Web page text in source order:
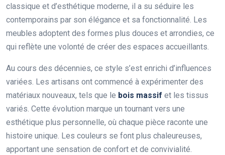
classique et d’esthétique moderne, il a su séduire les
contemporains par son élégance et sa fonctionnalité. Les
meubles adoptent des formes plus douces et arrondies, ce
qui reflète une volonté de créer des espaces accueillants.
Au cours des décennies, ce style s’est enrichi d’influences
variées. Les artisans ont commencé à expérimenter des
matériaux nouveaux, tels que le bois massif et les tissus
variés. Cette évolution marque un tournant vers une
esthétique plus personnelle, où chaque pièce raconte une
histoire unique. Les couleurs se font plus chaleureuses,
apportant une sensation de confort et de convivialité.